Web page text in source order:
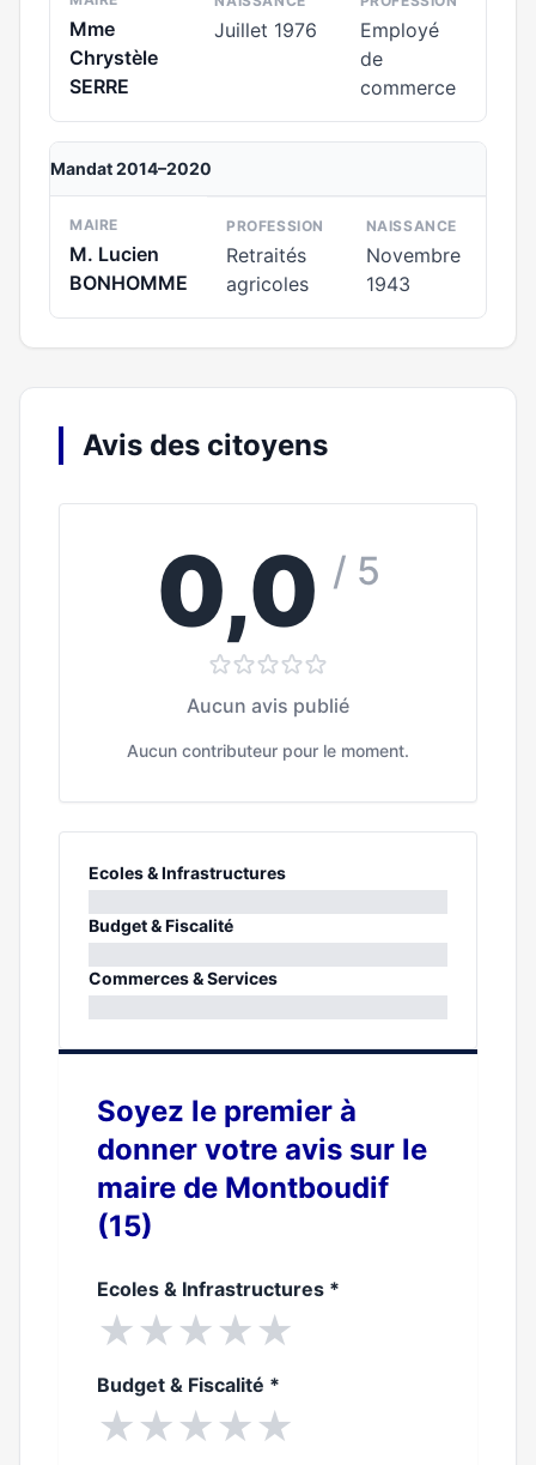
Mme
Chrystèle
SERRE
Juillet 1976
Employé
de
commerce
Mandat 2014–2020
MAIRE
M. Lucien
BONHOMME
PROFESSION
Retraités
agricoles
NAISSANCE
Novembre
1943
Avis des citoyens
0,0 / 5
Aucun avis publié
Aucun contributeur pour le moment.
Ecoles & Infrastructures
0%
Budget & Fiscalité
0%
Commerces & Services
Soyez le premier à
donner votre avis sur le
maire de Montboudif
(15)
Ecoles & Infrastructures *
★★★★★
Budget & Fiscalité *
★★★★★